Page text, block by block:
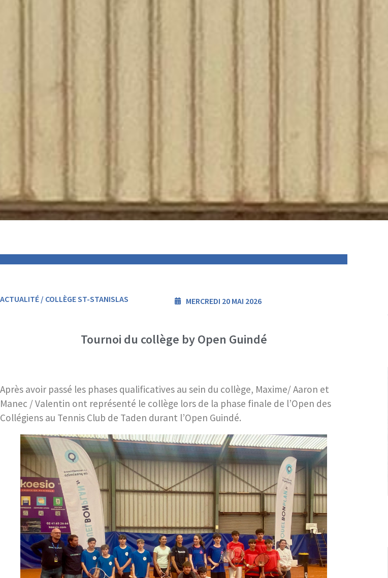
ACTUALITÉ / COLLÈGE ST-STANISLAS MERCREDI 20 MAI 2026
Tournoi du collège by Open Guindé
Après avoir passé les phases qualificatives au sein du collège, Maxime/ Aaron et
Manec / Valentin ont représenté le collège lors de la phase finale de l’Open des
Collégiens au Tennis Club de Taden durant l’Open Guindé.